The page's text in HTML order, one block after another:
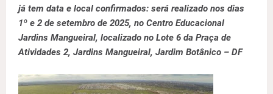
já tem data e local confirmados: será realizado nos dias
1º e 2 de setembro de 2025, no Centro Educacional
Jardins Mangueiral, localizado no Lote 6 da Praça de
Atividades 2, Jardins Mangueiral, Jardim Botânico – DF